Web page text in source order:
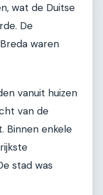
wat de Duitse
De
waren
vanuit huizen
van de
Binnen enkele
stad was